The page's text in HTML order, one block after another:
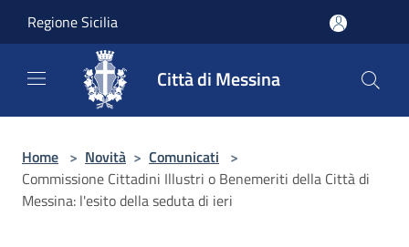
Regione Sicilia
Città di Messina
Home > Novità > Comunicati >
Commissione Cittadini Illustri o Benemeriti della Città di
Messina: l'esito della seduta di ieri